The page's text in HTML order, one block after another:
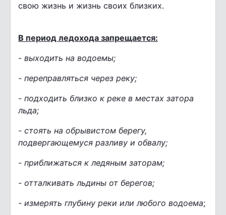
свою жизнь и жизнь своих близких.
В период ледохода запрещается:
- выходить на водоемы;
- переправляться через реку;
- подходить близко к реке в местах затора
льда;
- стоять на обрывистом берегу,
подвергающемуся разливу и обвалу;
- приближаться к ледяным заторам;
- отталкивать льдины от берегов;
- измерять глубину реки или любого водоема;